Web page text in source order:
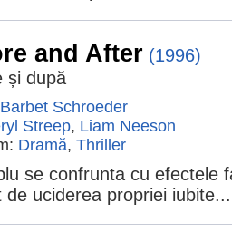
and After (1996)
și după
Barbet Schroeder
Streep, Liam Neeson
Dramă, Thriller
se confrunta cu efectele
de uciderea propriei iubite...